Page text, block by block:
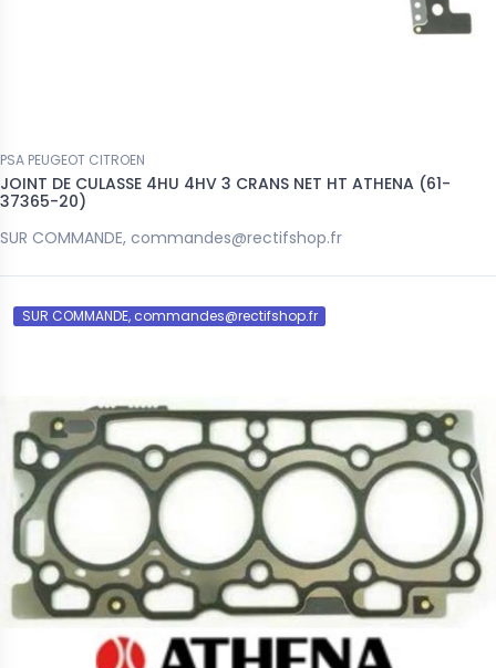
PSA PEUGEOT CITROEN
JOINT DE CULASSE 4HU 4HV 3 CRANS NET HT ATHENA (61-
37365-20)
SUR COMMANDE, commandes@rectifshop.fr
SUR COMMANDE, commandes@rectifshop.fr